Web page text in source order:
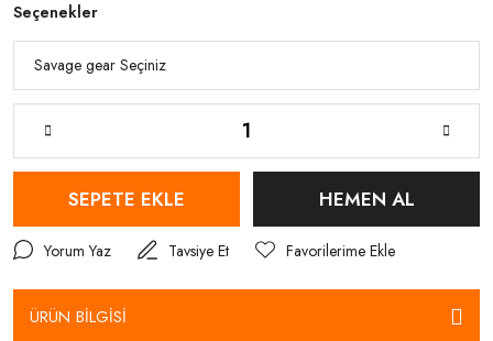
Seçenekler
SEPETE EKLE HEMEN AL
Yorum Yaz Tavsiye Et
ÜRÜN BİLGİSİ